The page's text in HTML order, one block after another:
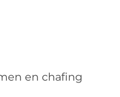
en chafing